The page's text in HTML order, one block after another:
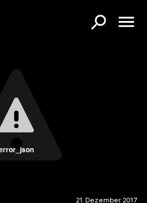
21. Dezember 2017